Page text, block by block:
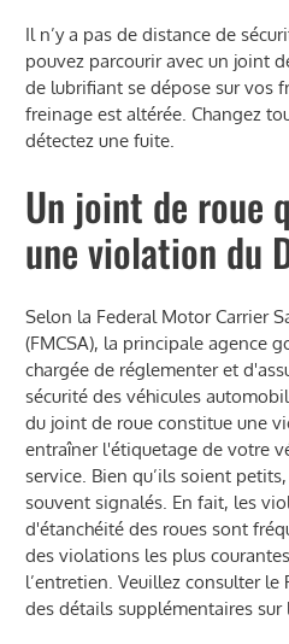
Il n’y a pas de distance de
pouvez parcourir avec un joint
de lubrifiant se dépose sur vos
freinage est altérée. Changez
détectez une fuite.
Un joint de roue
une violation du
Selon la Federal Motor Carrier
(FMCSA), la principale agence
chargée de réglementer et
sécurité des véhicules
du joint de roue constitue une
entraîner l'étiquetage de votre
service. Bien qu’ils soient
souvent signalés. En fait, les
d'étanchéité des roues sont
des violations les plus
l’entretien. Veuillez consulter le
des détails supplémentaires